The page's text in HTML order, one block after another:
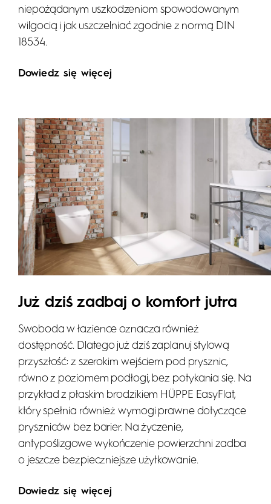
niepożądanym uszkodzeniom spowodowanym
wilgocią i jak uszczelniać zgodnie z normą DIN
18534.
Dowiedz się więcej
Już dziś zadbaj o komfort jutra
Swoboda w łazience oznacza również
dostępność. Dlatego już dziś zaplanuj stylową
przyszłość: z szerokim wejściem pod prysznic,
równo z poziomem podłogi, bez potykania się. Na
przykład z płaskim brodzikiem HÜPPE EasyFlat,
który spełnia również wymogi prawne dotyczące
pryszniców bez barier. Na życzenie,
antypoślizgowe wykończenie powierzchni zadba
o jeszcze bezpieczniejsze użytkowanie.
Dowiedz się więcej